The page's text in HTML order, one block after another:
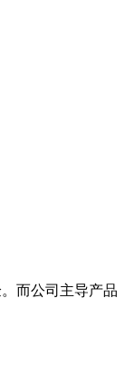
而公司主导产品